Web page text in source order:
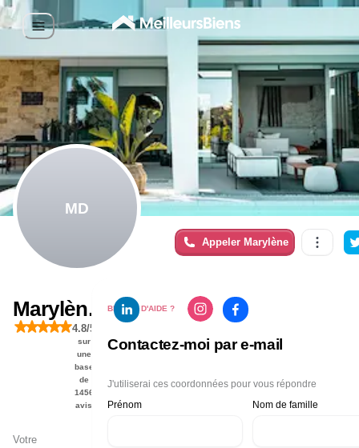
MD
Marylène
DELARUE
4.8/5
sur
une
base
de
1456
avis
Votre
Appeler Marylène
BESOIN D'AIDE ?
Contactez-moi par e-mail
J'utiliserai ces coordonnées pour vous répondre
Prénom
Nom de famille